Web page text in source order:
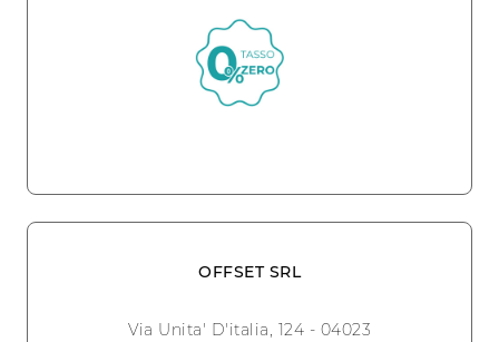
OFFSET SRL
Via Unita' D'italia, 124 - 04023